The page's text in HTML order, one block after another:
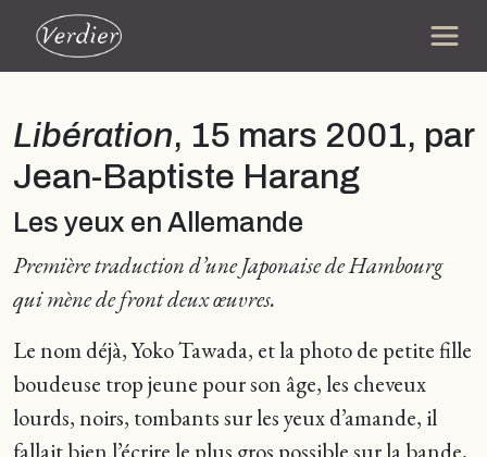
Libération, 15 mars 2001, par
Jean-Baptiste Harang
Les yeux en Allemande
Première traduction d’une Japonaise de Hambourg
qui mène de front deux œuvres.
Le nom déjà, Yoko Tawada, et la photo de petite fille
boudeuse trop jeune pour son âge, les cheveux
lourds, noirs, tombants sur les yeux d’amande, il
fallait bien l’écrire le plus gros possible sur la bande,